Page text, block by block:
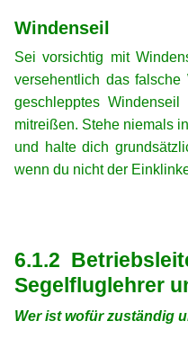
Windenseil
Sei vorsichtig mit
versehentlich das
geschlepptes
mitreißen. Stehe niemals
und halte dich
wenn du nicht der
6.1.2
Segelfluglehrer
Wer ist wofür zuständig